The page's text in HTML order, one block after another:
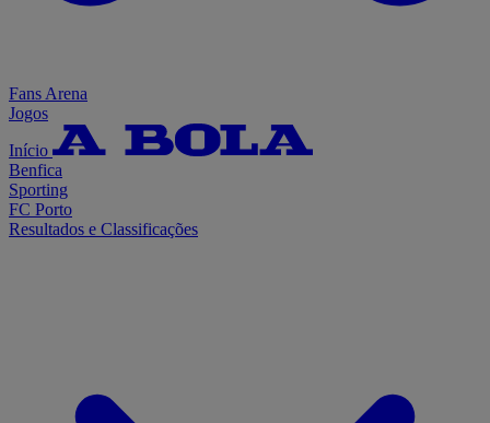
Fans Arena
Jogos
Início
Benfica
Sporting
FC Porto
Resultados e Classificações